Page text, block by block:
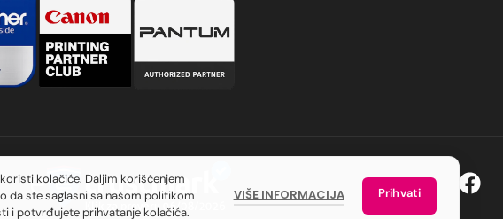
kolačiće. Daljim korišćenjem
da ste saglasni sa našom politikom
i potvrđujete prihvatanje kolačića.
VIŠE INFORMACIJA Prihvati